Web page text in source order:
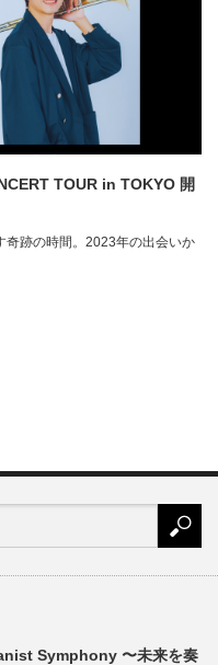
TOUR in TOKYO 開
奇跡の時間。2023年の出会いか
Symphony 〜未来を奏